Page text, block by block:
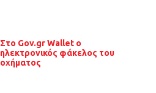
Στο Gov.gr Wallet ο
ηλεκτρονικός φάκελος του
οχήματος